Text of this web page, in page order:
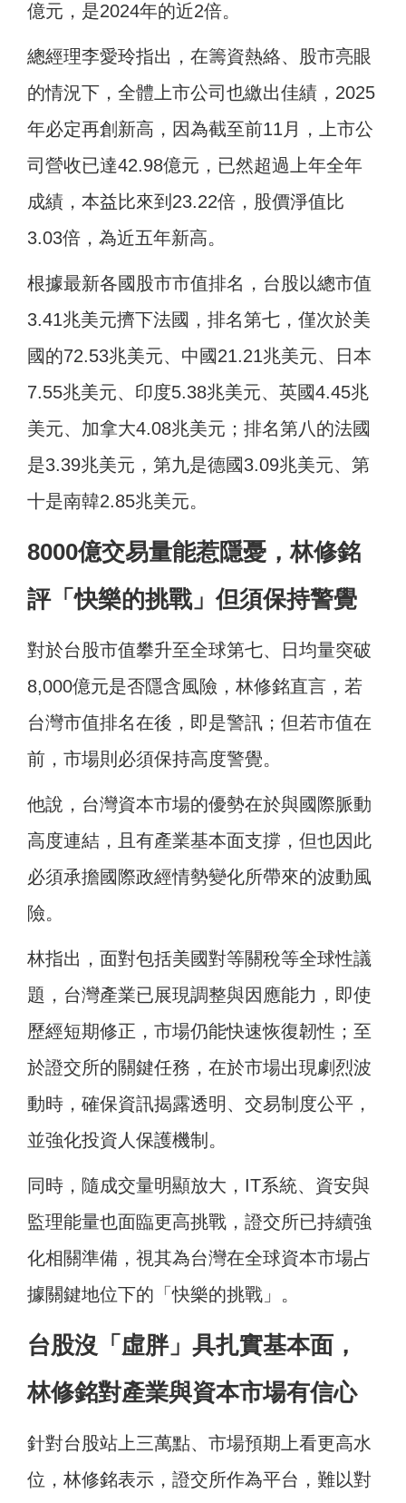
億元，是2024年的近2倍。
總經理李愛玲指出，在籌資熱絡、股市亮眼
的情況下，全體上市公司也繳出佳績，2025
年必定再創新高，因為截至前11月，上市公
司營收已達42.98億元，已然超過上年全年
成績，本益比來到23.22倍，股價淨值比
3.03倍，為近五年新高。
根據最新各國股市市值排名，台股以總市值
3.41兆美元擠下法國，排名第七，僅次於美
國的72.53兆美元、中國21.21兆美元、日本
7.55兆美元、印度5.38兆美元、英國4.45兆
美元、加拿大4.08兆美元；排名第八的法國
是3.39兆美元，第九是德國3.09兆美元、第
十是南韓2.85兆美元。
8000億交易量能惹隱憂，林修銘
評「快樂的挑戰」但須保持警覺
對於台股市值攀升至全球第七、日均量突破
8,000億元是否隱含風險，林修銘直言，若
台灣市值排名在後，即是警訊；但若市值在
前，市場則必須保持高度警覺。
他說，台灣資本市場的優勢在於與國際脈動
高度連結，且有產業基本面支撐，但也因此
必須承擔國際政經情勢變化所帶來的波動風
險。
林指出，面對包括美國對等關稅等全球性議
題，台灣產業已展現調整與因應能力，即使
歷經短期修正，市場仍能快速恢復韌性；至
於證交所的關鍵任務，在於市場出現劇烈波
動時，確保資訊揭露透明、交易制度公平，
並強化投資人保護機制。
同時，隨成交量明顯放大，IT系統、資安與
監理能量也面臨更高挑戰，證交所已持續強
化相關準備，視其為台灣在全球資本市場占
據關鍵地位下的「快樂的挑戰」。
台股沒「虛胖」具扎實基本面，
林修銘對產業與資本市場有信心
針對台股站上三萬點、市場預期上看更高水
位，林修銘表示，證交所作為平台，難以對